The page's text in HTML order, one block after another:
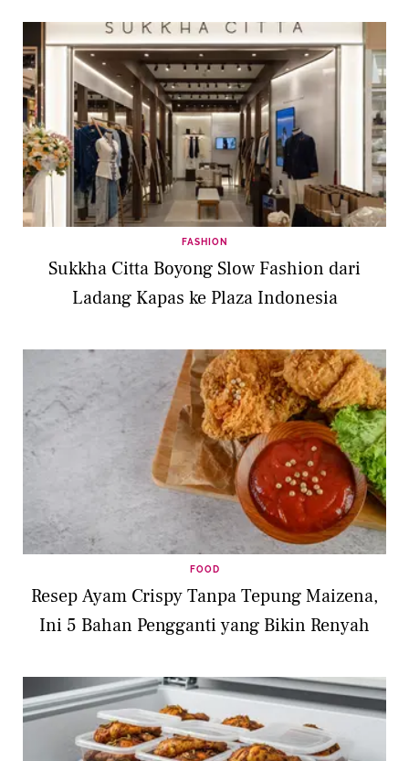
FASHION
Sukkha Citta Boyong Slow Fashion dari
Ladang Kapas ke Plaza Indonesia
FOOD
Resep Ayam Crispy Tanpa Tepung Maizena,
Ini 5 Bahan Pengganti yang Bikin Renyah